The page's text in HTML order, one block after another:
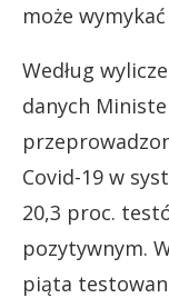
może
Według
danych
Covid-19 w
20,3 proc.
pozytywnym.
piąta